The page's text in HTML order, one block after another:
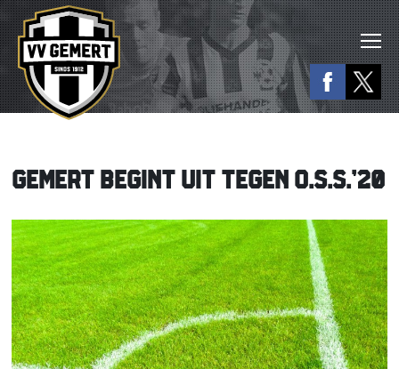
GEMERT BEGINT UIT TEGEN O.S.S.’20